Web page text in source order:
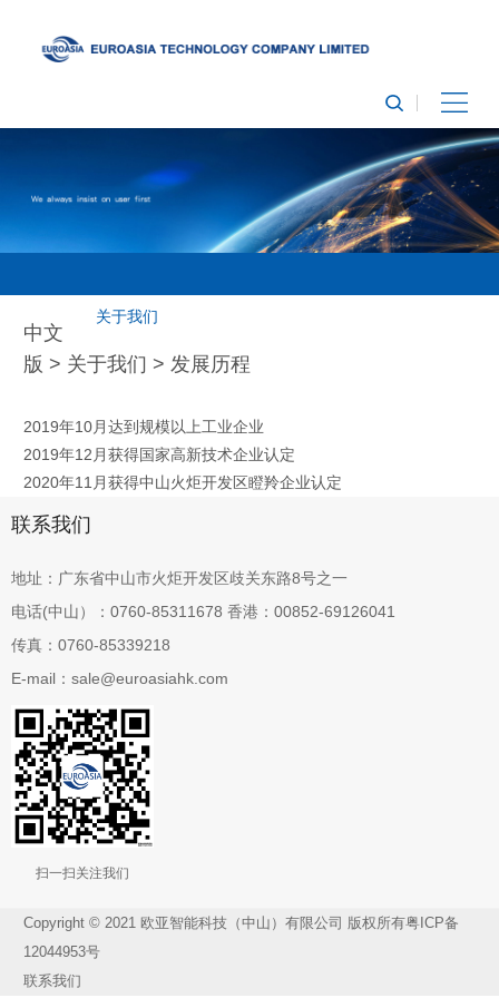
关于我们
中文
版 > 关于我们 > 发展历程
2019年10月达到规模以上工业企业
2019年12月获得国家高新技术企业认定
2020年11月获得中山火炬开发区瞪羚企业认定
联系我们
地址：广东省中山市火炬开发区歧关东路8号之一
电话(中山）：0760-85311678 香港：00852-69126041
传真：0760-85339218
E-mail：sale@euroasiahk.com
扫一扫关注我们
Copyright © 2021 欧亚智能科技（中山）有限公司 版权所有粤ICP备
12044953号
联系我们